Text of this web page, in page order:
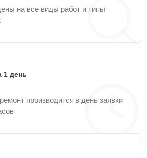
на все виды работ и типы
1 день
производится в день заявки